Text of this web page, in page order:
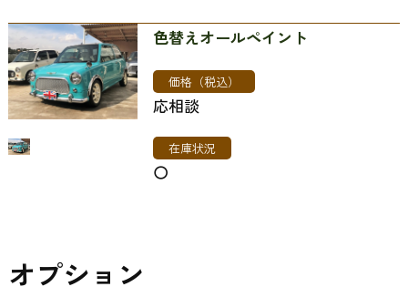
色替えオールペイント
価格（税込）
応相談
在庫状況
〇
オプション